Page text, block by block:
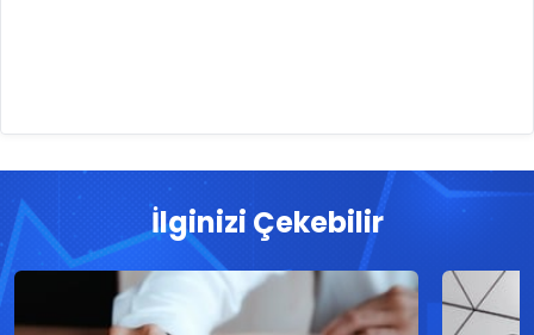
İlginizi Çekebilir